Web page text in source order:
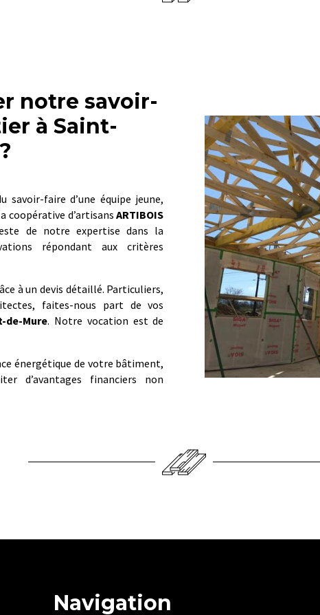
notre savoir-
à Saint-
savoir-faire d’une équipe jeune,
coopérative d’artisansARTIBOIS
de notre expertise dans la
répondant aux critères
à un devis détaillé. Particuliers,
faites-nous part de vos
de-Mure. Notre vocation est de
énergétique de votre bâtiment,
d’avantages financiers non
Navigation